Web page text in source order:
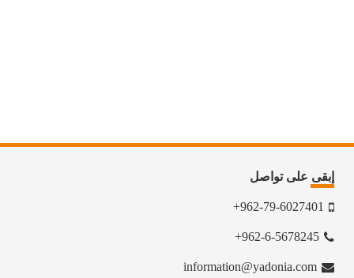
إبقى على تواصل
962-79-6027401+
962-6-5678245+
information@yadonia.com